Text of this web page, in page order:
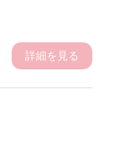
詳細を見る